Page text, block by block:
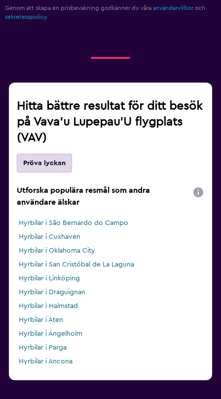
Genom att skapa en prisbevakning godkänner du våra användarvillkor och
sekretesspolicy.
Hitta bättre resultat för ditt besök
på Vava'u Lupepau'U flygplats
(VAV)
Pröva lyckan
Utforska populära resmål som andra
användare älskar
Hyrbilar i São Bernardo do Campo
Hyrbilar i Cuxhaven
Hyrbilar i Oklahoma City
Hyrbilar i San Cristóbal de La Laguna
Hyrbilar i Linköping
Hyrbilar i Draguignan
Hyrbilar i Halmstad
Hyrbilar i Aten
Hyrbilar i Ängelholm
Hyrbilar i Parga
Hyrbilar i Ancona